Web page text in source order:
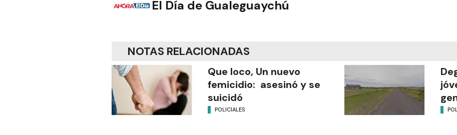
El Día de Gualeguaychú
NOTAS RELACIONADAS
Que loco, Un nuevo
femicidio: asesinó y se
suicidó
POLICIALES